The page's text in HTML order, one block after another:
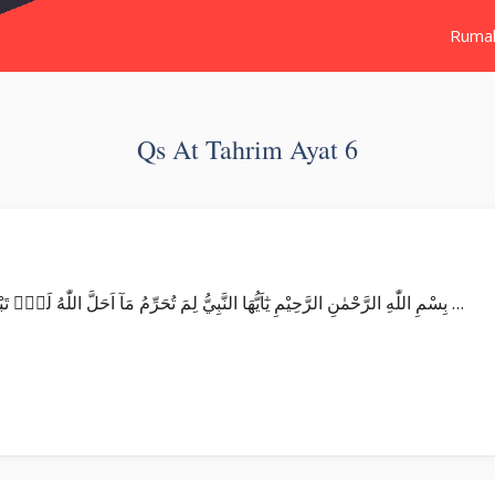
Qs At Tahrim Ayat 6
Surat At Tahrim بِسْمِ اللّٰهِ الرَّحْمٰنِ الرَّحِيْمِ يٰٓاَيُّهَا النَّبِيُّ لِمَ تُحَرِّمُ مَآ اَحَلَّ اللّٰهُ لَكَۚ تَبْتَغِيْ مَرْضَاتَ اَزْوَاجِكَۗ وَاللّٰهُ غَفُوْرٌ …